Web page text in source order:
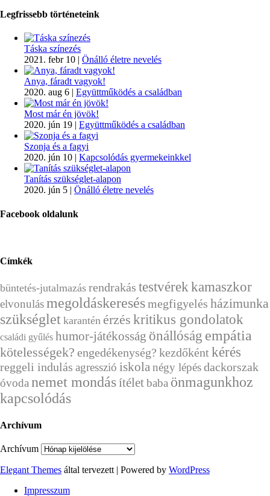
Legfrissebb történeteink
Táska színezés
2021. febr 10 | Önálló életre nevelés
Anya, fáradt vagyok!
2020. aug 6 | Együttműködés a családban
Most már én jövök!
2020. jún 19 | Együttműködés a családban
Szonja és a fagyi
2020. jún 10 | Kapcsolódás gyermekeinkkel
Tanítás szükséglet-alapon
2020. jún 5 | Önálló életre nevelés
Facebook oldalunk
Címkék
büntetés-jutalmazás rendrakás testvérekkamaszkor
elvonulásmegoldáskeresésmegfigyelés házimunka
szükséglet karantén érzés kritikus gondolatok
családi gyűlés humor-játékosság önállóság empátia
kötelességek? engedékenység? kezdőkéntkérés
reggeli indulás agresszió iskolanégy lépésdackorszak
óvodanemet mondásítéletbaba önmagunkhoz
kapcsolódás
Archívum
Archívum
Elegant Themes által tervezett | Powered by WordPress
Impresszum